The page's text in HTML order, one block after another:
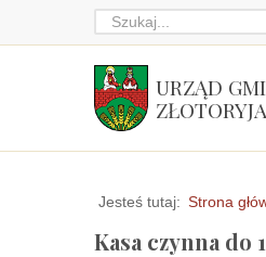
URZĄD
ZŁOTORYJA
Jesteś tutaj: Strona
Kasa czynna do